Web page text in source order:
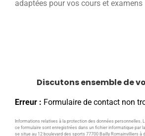
adaptées pour vos cours et examens
Discutons ensemble de
Erreur : Formulaire de contact non
Informations relatives à la protection des données personnelles.
ce formulaire sont enregistrées dans un fichier informatique par
se situe au 12 boulevard des sports 77700 Bailly Romainvilliers à